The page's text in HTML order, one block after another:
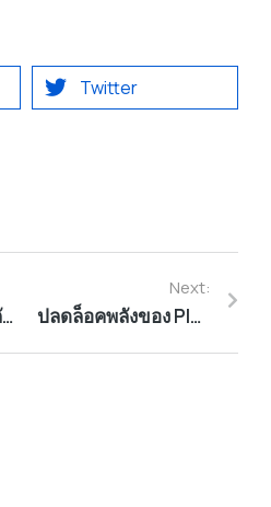
Twitter
SecIron ผนึกกำลังกับ คอมพิวเตอร์ยูเนี่ยน รุกตลาด Mobile Application Security ในประเทศไทย
Next:
ปลดล็อคพลังของ Platform Engineering: Build Once, Port Anywhere, Run Everywhere